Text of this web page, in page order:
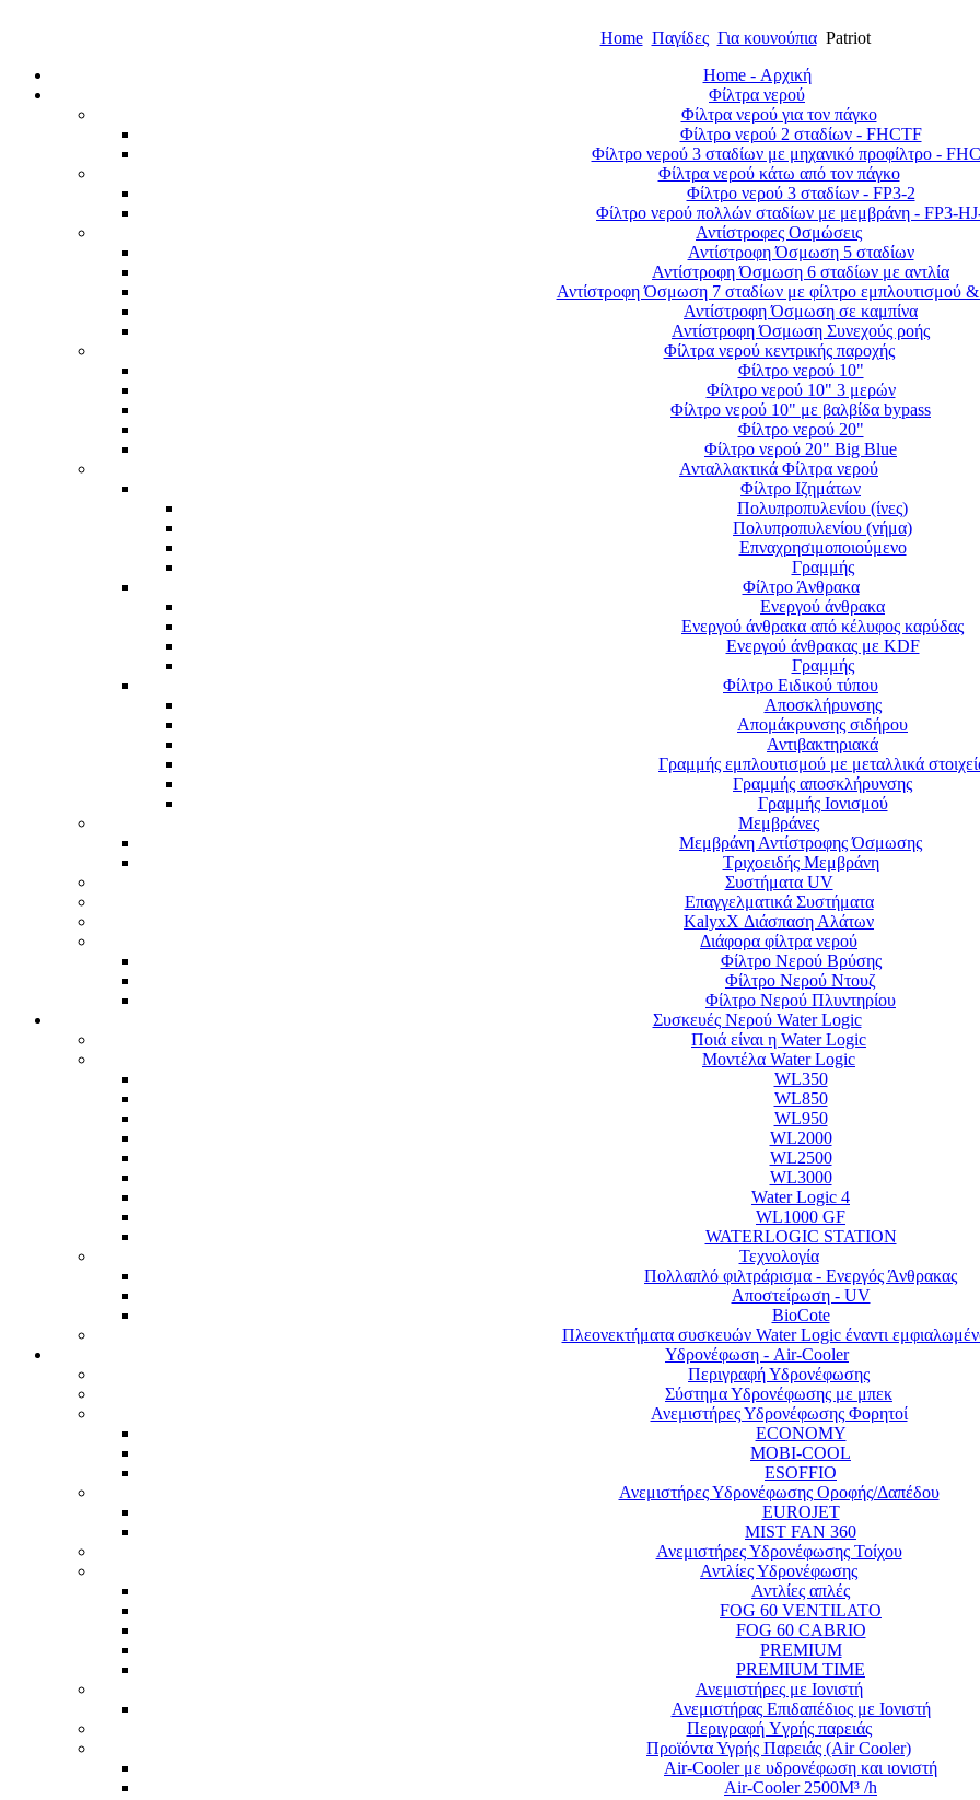
Home Παγίδες Για κουνούπια Patriot
Home - Αρχική
Φίλτρα νερού
Φίλτρα νερού για τον πάγκο
Φίλτρο νερού 2 σταδίων - FHCTF
Φίλτρο νερού 3 σταδίων με μηχανικό προφίλτρο -
Φίλτρα νερού κάτω από τον πάγκο
Φίλτρο νερού 3 σταδίων - FP3-2
Φίλτρο νερού πολλών σταδίων με μεμβράνη - FP3-
Αντίστροφες Οσμώσεις
Αντίστροφη Όσμωση 5 σταδίων
Αντίστροφη Όσμωση 6 σταδίων με αντλία
Αντίστροφη Όσμωση 7 σταδίων με φίλτρο εμπλουτισμού &
Αντίστροφη Όσμωση σε καμπίνα
Αντίστροφη Όσμωση Συνεχούς ροής
Φίλτρα νερού κεντρικής παροχής
Φίλτρο νερού 10"
Φίλτρο νερού 10" 3 μερών
Φίλτρο νερού 10" με βαλβίδα bypass
Φίλτρο νερού 20"
Φίλτρο νερού 20" Big Blue
Ανταλλακτικά Φίλτρα νερού
Φίλτρο Ιζημάτων
Πολυπροπυλενίου (ίνες)
Πολυπροπυλενίου (νήμα)
Επναχρησιμοποιούμενο
Γραμμής
Φίλτρο Άνθρακα
Ενεργού άνθρακα
Ενεργού άνθρακα από κέλυφος καρύδας
Ενεργoύ άνθρακας με KDF
Γραμμής
Φίλτρο Ειδικού τύπου
Αποσκλήρυνσης
Απομάκρυνσης σιδήρου
Αντιβακτηριακά
Γραμμής εμπλουτισμού με μεταλλικά
Γραμμής αποσκλήρυνσης
Γραμμής Ιονισμού
Μεμβράνες
Μεμβράνη Αντίστροφης Όσμωσης
Τριχοειδής Μεμβράνη
Συστήματα UV
Επαγγελματικά Συστήματα
KalyxX Διάσπαση Αλάτων
Διάφορα φίλτρα νερού
Φίλτρο Νερού Βρύσης
Φίλτρο Νερού Ντουζ
Φίλτρο Νερού Πλυντηρίου
Συσκευές Νερού Water Logic
Ποιά είναι η Water Logic
Μοντέλα Water Logic
WL350
WL850
WL950
WL2000
WL2500
WL3000
Water Logic 4
WL1000 GF
WATERLOGIC STATION
Τεχνολογία
Πολλαπλό φιλτράρισμα - Ενεργός Άνθρακας
Αποστείρωση - UV
BioCote
Πλεονεκτήματα συσκευών Water Logic έναντι
Υδρονέφωση - Air-Cooler
Περιγραφή Υδρονέφωσης
Σύστημα Υδρονέφωσης με μπεκ
Ανεμιστήρες Υδρονέφωσης Φορητoί
ECONOMY
MOBI-COOL
ESOFFIO
Ανεμιστήρες Υδρονέφωσης Οροφής/Δαπέδου
EUROJET
MIST FAN 360
Ανεμιστήρες Υδρονέφωσης Τοίχου
Αντλίες Υδρονέφωσης
Αντλίες απλές
FOG 60 VENTILATO
FOG 60 CABRIO
PREMIUM
PREMIUM TIME
Ανεμιστήρες με Ιονιστή
Ανεμιστήρας Επιδαπέδιος με Ιονιστή
Περιγραφή Yγρής παρειάς
Προϊόντα Υγρής Παρειάς (Air Cooler)
Air-Cooler με υδρονέφωση και ιονιστή
Air-Cooler 2500M³ /h